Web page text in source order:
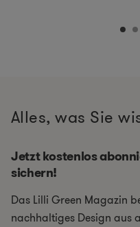
Alles, was Sie
Jetzt kostenlos
sichern!
Das Lilli Green Magazin
nachhaltiges Design aus